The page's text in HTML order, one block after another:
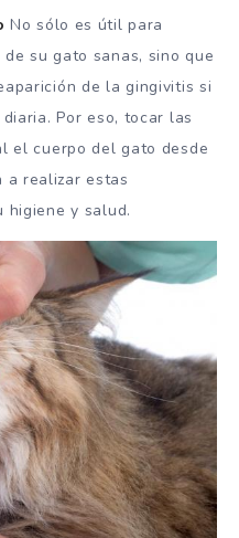
No sólo es útil para
su gato sanas, sino que
de la gingivitis si
Por eso, tocar las
el cuerpo del gato desde
a realizar estas
higiene y salud.